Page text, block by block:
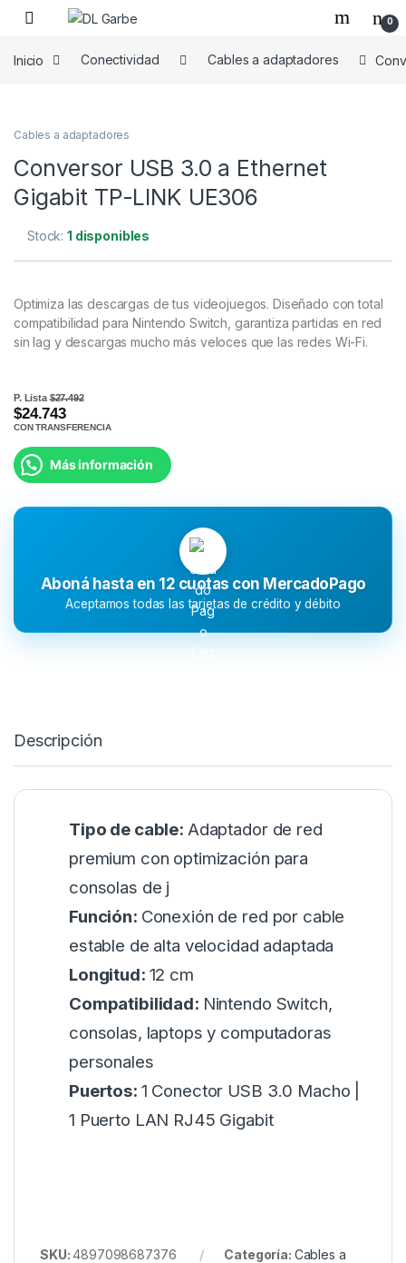
0
Inicio Conectividad Cables a adaptadores
Cables a adaptadores
Conversor USB 3.0 a Ethernet
Gigabit TP-LINK UE306
Stock:1 disponibles
Optimiza las descargas de tus videojuegos. Diseñado con total
compatibilidad para Nintendo Switch, garantiza partidas en red
sin lag y descargas mucho más veloces que las redes Wi-Fi.
P. Lista$27.492
$24.743
CON TRANSFERENCIA
Más información
Aboná hasta en 12 cuotas con MercadoPago
Aceptamos todas las tarjetas de crédito y débito
Descripción
Tipo de cable: Adaptador de red
premium con optimización para
consolas de j
Función: Conexión de red por cable
estable de alta velocidad adaptada
Longitud: 12 cm
Compatibilidad: Nintendo Switch,
consolas, laptops y computadoras
personales
Puertos: 1 Conector USB 3.0 Macho |
1 Puerto LAN RJ45 Gigabit
SKU:4897098687376 Categoría: Cables a